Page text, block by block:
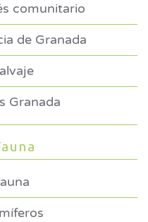
comunitario
de Granada
Granada